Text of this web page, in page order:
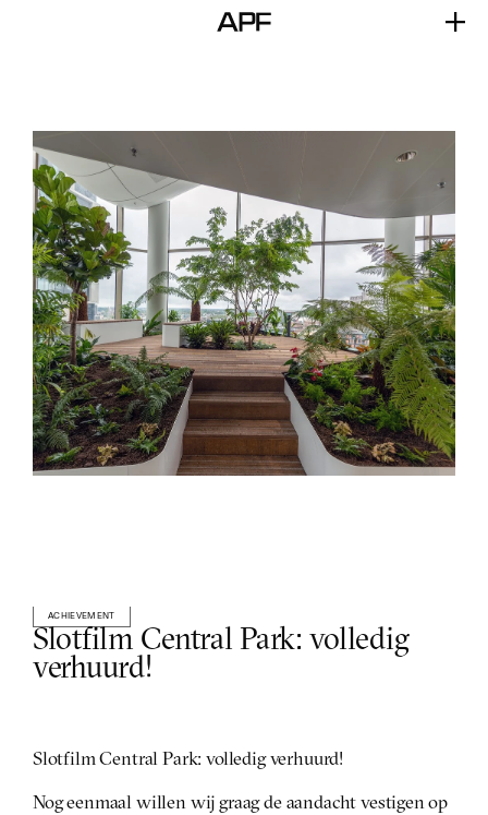
ACHIEVEMENT
Slotfilm Central Park: volledig
verhuurd!
Slotfilm Central Park: volledig verhuurd!
Nog eenmaal willen wij graag de aandacht vestigen op